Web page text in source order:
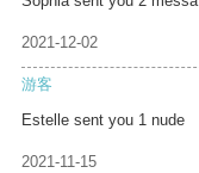
2021-12-02
游客
Estelle sent you 1 nude
2021-11-15